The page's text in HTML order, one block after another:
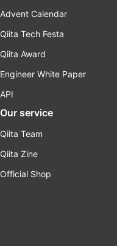
Advent Calendar
Qiita Tech Festa
Qiita Award
Engineer White Paper
API
Our service
Qiita Team
Qiita Zine
Official Shop